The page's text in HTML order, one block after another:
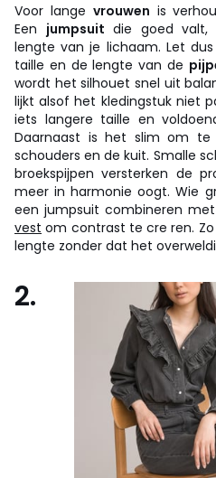
Voor lange vrouwen is
Een jumpsuit die goed valt,
lengte van je lichaam. Let
taille en de lengte van de
wordt het silhouet snel uit
lijkt alsof het kledingstuk niet
iets langere taille en
Daarnaast is het slim om
schouders en de kuit. Smalle
broekspijpen versterken de
meer in harmonie oogt. Wie
een jumpsuit combineren
vest om contrast te cre ren.
lengte zonder dat het
2.